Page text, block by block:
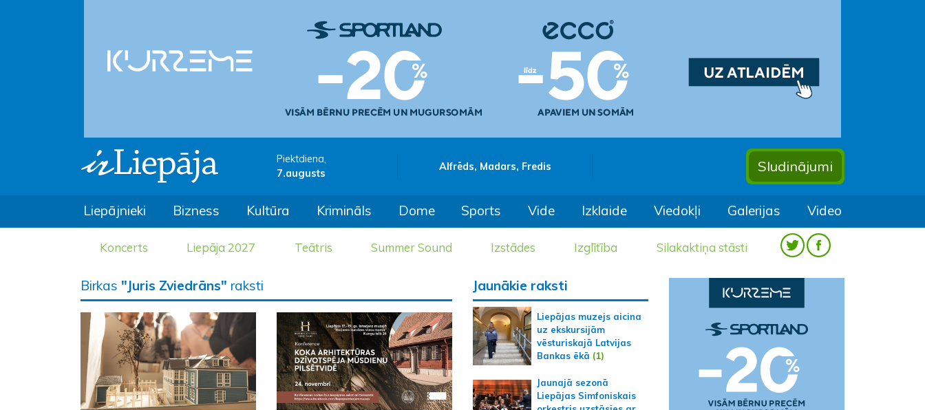
Piektdiena,
7.augusts
Alfrēds, Madars, Fredis Sludinājumi
Liepājnieki Bizness Kultūra Krimināls Dome Sports Vide Izklaide Viedokļi Galerijas Video
Koncerts Liepāja 2027 Teātris Summer Sound Izstādes Izglītība Silakaktiņa stāsti
Birkas "Juris Zviedrāns" raksti Jaunākie raksti
Liepājas muzejs aicina
uz ekskursijām
vēsturiskajā Latvijas
Bankas ēkā (1)
Jaunajā sezonā
Liepājas Simfoniskais